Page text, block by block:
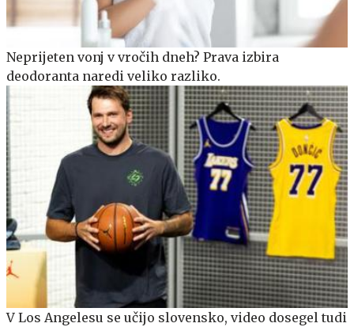
Neprijeten vonj v vročih dneh? Prava izbira
deodoranta naredi veliko razliko.
V Los Angelesu se učijo slovensko, video dosegel tudi